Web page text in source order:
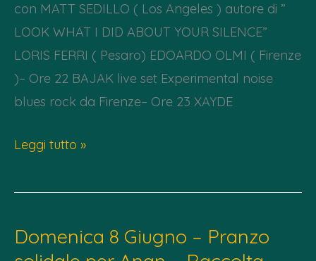
Wombat
–
Gaza
(A)live
con MATT SEDILLO ( Los Angeles ) autore di ”
LOOK WHAT I DID ABOUT YOUR SILENCE”
LORIS FERRI ( Pesaro) EDOARDO OLMI ( Firenze
)– Ore 22 BAJAK live set Experimental noise
blues rock da Firenze– Ore 23 XAYDE
Mer
–
benefit
Leggi tutto »
Domenica 8 Giugno – Pranzo